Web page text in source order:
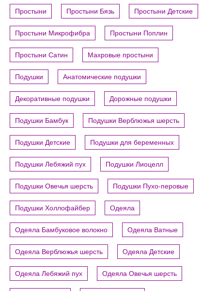
Простыни Простыни Бязь Простыни Детские
Простыни Микрофибра Простыни Поплин
Простыни Сатин Махровые простыни
Подушки Анатомические подушки
Декоративные подушки Дорожные подушки
Подушки Бамбук Подушки Верблюжья шерсть
Подушки Детские Подушки для беременных
Подушки Лебяжий пух Подушки Лиоцелл
Подушки Овечья шерсть Подушки Пухо-перовые
Подушки Холлофайбер Одеяла
Одеяла Бамбуковое волокно Одеяла Ватные
Одеяла Верблюжья шерсть Одеяла Детские
Одеяла Лебяжий пух Одеяла Овечья шерсть